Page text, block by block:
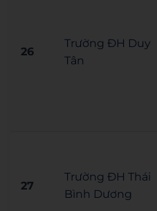
26
Trường ĐH Duy
Tân
27
Trường ĐH Thái
Bình Dương